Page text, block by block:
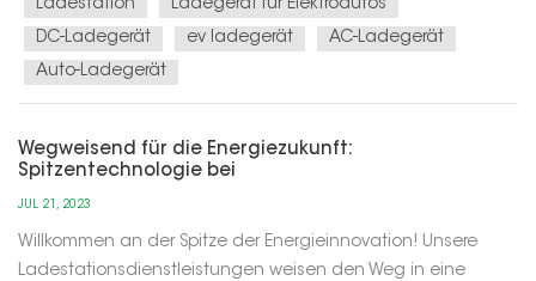
problemloses Lade...
Ladestation
Ladegerät für Elektroautos
DC-Ladegerät
ev ladegerät
AC-Ladegerät
Auto-Ladegerät
Wegweisend für die Energiezukunft:
Spitzentechnologie bei
JUL 21, 2023
Willkommen an der Spitze der Energieinnovation! Unsere
Ladestationsdienstleistungen weisen den Weg in eine